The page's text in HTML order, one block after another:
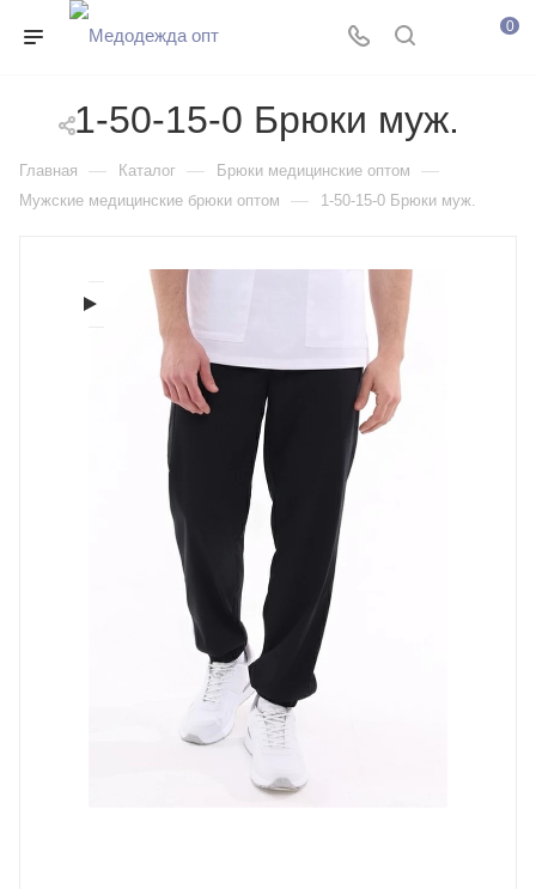
0
1-50-15-0 Брюки муж.
Главная — Каталог — Брюки медицинские оптом —
Мужские медицинские брюки оптом — 1-50-15-0 Брюки муж.